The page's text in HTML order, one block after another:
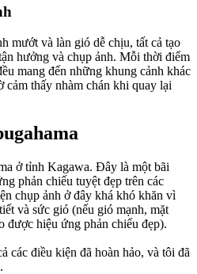
mướt và làn gió dễ chịu, tất cả tạo
hưởng và chụp ảnh. Mỗi thời điểm
mang đến những khung cảnh khác
cảm thấy nhàm chán khi quay lại
ở tỉnh Kagawa. Đây là một bãi
phản chiếu tuyệt đẹp trên các
chụp ảnh ở đây khá khó khăn vì
và sức gió (nếu gió mạnh, mặt
được hiệu ứng phản chiếu đẹp).
các điều kiện đã hoàn hảo, và tôi đã